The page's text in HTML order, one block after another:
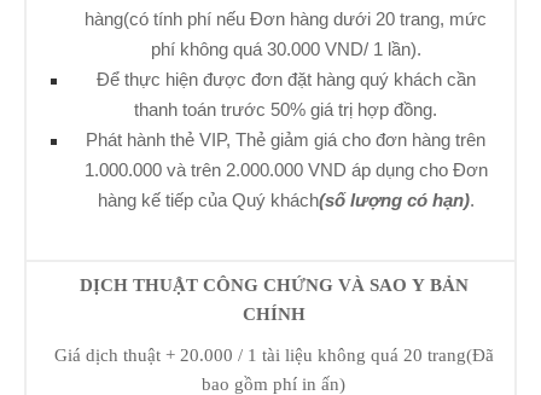
hàng(có tính phí nếu Đơn hàng dưới 20 trang, mức
phí không quá 30.000 VND/ 1 lần).
Để thực hiện được đơn đặt hàng quý khách cần
thanh toán trước 50% giá trị hợp đồng.
Phát hành thẻ VIP, Thẻ giảm giá cho đơn hàng trên
1.000.000 và trên 2.000.000 VND áp dụng cho Đơn
hàng kế tiếp của Quý khách(số lượng có hạn).
DỊCH THUẬT CÔNG CHỨNG VÀ SAO Y BẢN
CHÍNH
Giá dịch thuật + 20.000 / 1 tài liệu không quá 20 trang(Đã
bao gồm phí in ấn)